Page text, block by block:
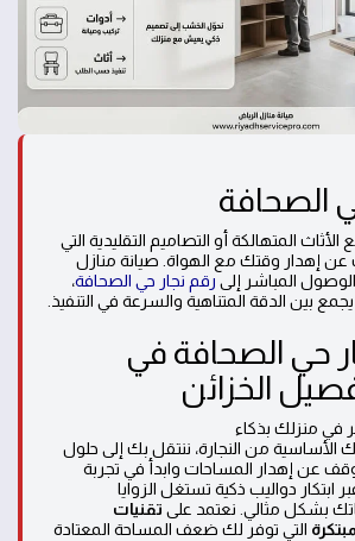
الصحافة
المتهالكة أو التصاميم التقليدية التي
عن إهدار وقتك مع الهواة. صيانة منازل
المباشر إلى رقم نجار حي الصحافة،
بين الدقة المتناهية والسرعة في التنفيذ.
حي الصحافة في
الخزائن
منزلك بذكاء
الأساسية من النجارة، ننتقل بك إلى حلول
عن إهدار المساحات وابدأ في تجربة
ابتكار دواليب ذكية تستغل الزوايا
بشكل مثالي. نعتمد على تقنيات
التي توفر لك ضعف المساحة المعتادة